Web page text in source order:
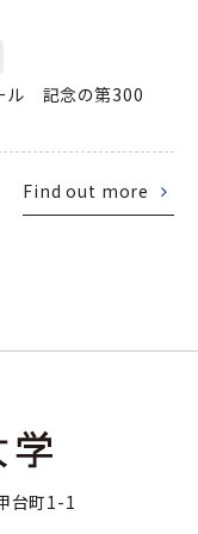
ル 記念の第300
Find out more
台町1-1